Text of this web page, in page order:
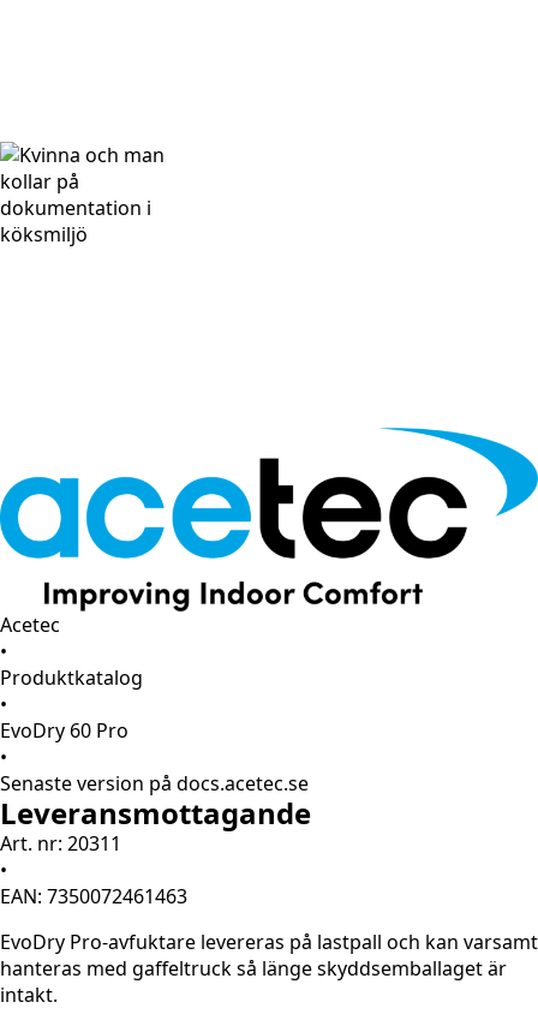
Acetec
•
Produktkatalog
•
EvoDry 60 Pro
•
Senaste version på docs.acetec.se
Leveransmottagande
Art. nr: 20311
•
EAN: 7350072461463
EvoDry Pro-avfuktare levereras på lastpall och kan varsamt
hanteras med gaffeltruck så länge skyddsemballaget är
intakt.